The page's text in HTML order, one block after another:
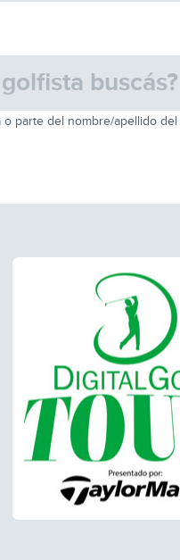
o parte del nombre/apellido